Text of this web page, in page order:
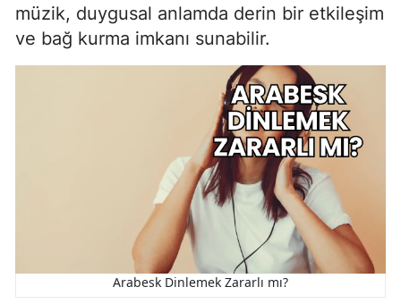
müzik, duygusal anlamda derin bir etkileşim
ve bağ kurma imkanı sunabilir.
Arabesk Dinlemek Zararlı mı?